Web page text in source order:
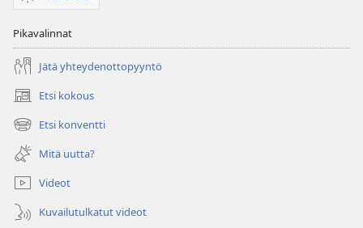
Pikavalinnat
Jätä yhteydenottopyyntö
Etsi kokous
(avaa
uuden
ikkunan)
Etsi konventti
(avaa
uuden
ikkunan)
Mitä uutta?
Videot
Kuvailutulkatut videot